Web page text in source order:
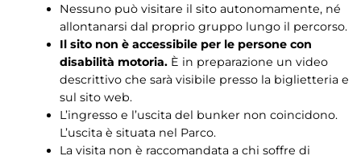
Nessuno può visitare il sito autonomamente, né
allontanarsi dal proprio gruppo lungo il percorso.
Il sito non è accessibile per le persone con
disabilità motoria.È in preparazione un video
descrittivo che sarà visibile presso la biglietteria e
sul sito web.
L’ingresso e l’uscita del bunker non coincidono.
L’uscita è situata nel Parco.
La visita non è raccomandata a chi soffre di